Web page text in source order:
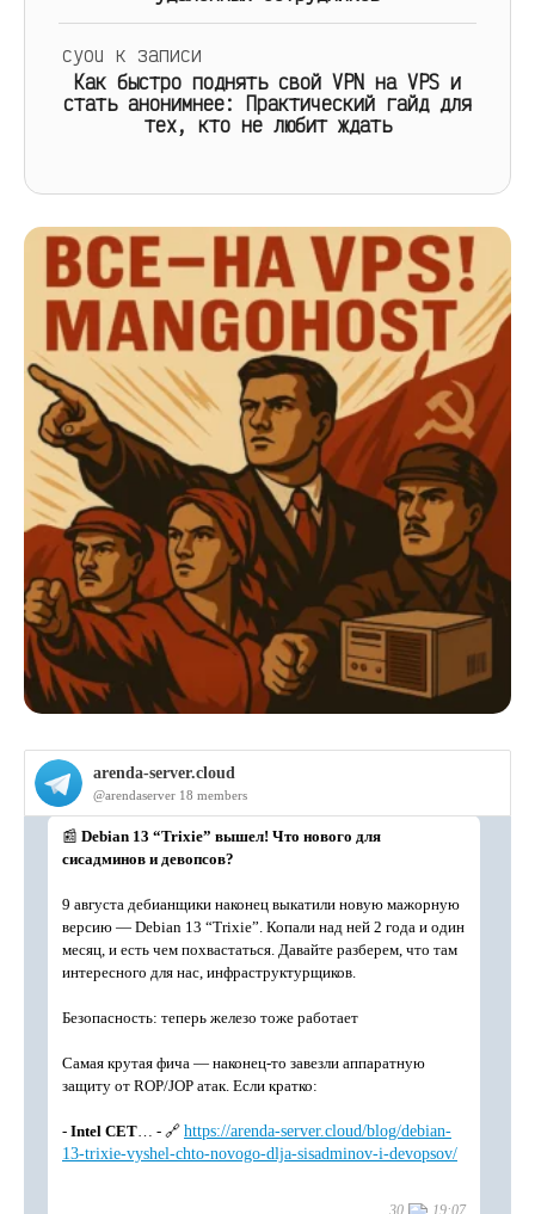
cyou к записи
Как быстро поднять свой VPN на VPS и
стать анонимнее: Практический гайд для
тех, кто не любит ждать